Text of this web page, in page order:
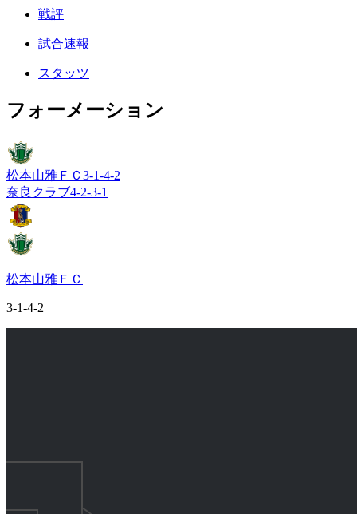
戦評
試合速報
スタッツ
フォーメーション
松本山雅ＦＣ 3-1-4-2
奈良クラブ4-2-3-1
松本山雅ＦＣ
3-1-4-2